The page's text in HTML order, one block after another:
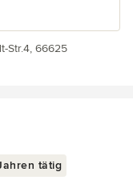
Str.4, 66625
tätig